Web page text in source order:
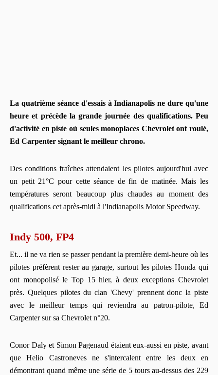
La quatrième séance d'essais à Indianapolis ne dure qu'une
heure et précède la grande journée des qualifications. Peu
d'activité en piste où seules monoplaces Chevrolet ont roulé,
Ed Carpenter signant le meilleur chrono.
Des conditions fraîches attendaient les pilotes aujourd'hui avec
un petit 21°C pour cette séance de fin de matinée. Mais les
températures seront beaucoup plus chaudes au moment des
qualifications cet après-midi à l'Indianapolis Motor Speedway.
Indy 500, FP4
Et... il ne va rien se passer pendant la première demi-heure où les
pilotes préfèrent rester au garage, surtout les pilotes Honda qui
ont monopolisé le Top 15 hier, à deux exceptions Chevrolet
près. Quelques pilotes du clan 'Chevy' prennent donc la piste
avec le meilleur temps qui reviendra au patron-pilote, Ed
Carpenter sur sa Chevrolet n°20.
Conor Daly et Simon Pagenaud étaient eux-aussi en piste, avant
que Helio Castroneves ne s'intercalent entre les deux en
démontrant quand même une série de 5 tours au-dessus des 229